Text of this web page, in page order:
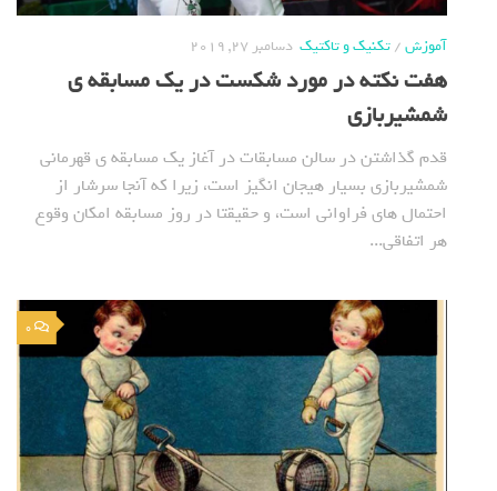
آموزش/تکنیک و تاکتیک دسامبر 27, 2019
هفت نکته در مورد شکست در یک مسابقه ی
شمشیربازی
قدم گذاشتن در سالن مسابقات در آغاز یک مسابقه ی قهرمانی
شمشیربازی بسیار هیجان انگیز است، زیرا که آنجا سرشار از
احتمال های فراوانی است، و حقیقتا در روز مسابقه امکان وقوع
هر اتفاقی...
0